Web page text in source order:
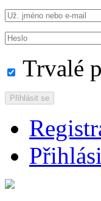
Trvalé
Přihlásit se